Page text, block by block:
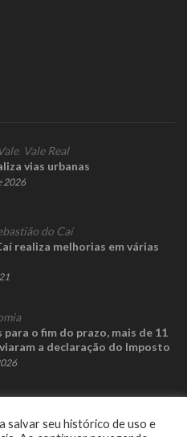
, Vale Real
vias urbanas
2026
do Caí
realiza melhorias em várias
o fim do prazo, mais de 11
a declaração do Imposto
salvar seu histórico de uso e